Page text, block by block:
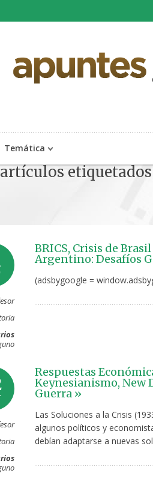
Temática
BRICS, Crisis de
Argentino: Desafíos
(adsbygoogle =
Respuestas
Keynesianismo, New
Guerra »
Las Soluciones a la Crisis
algunos políticos y
debían adaptarse a nuevas